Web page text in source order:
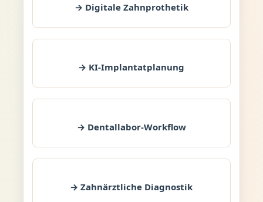
→ Digitale Zahnprothetik
→ KI-Implantatplanung
→ Dentallabor-Workflow
→ Zahnärztliche Diagnostik